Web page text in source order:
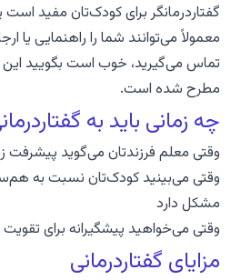
گفتاردرمانگر برای کودک‌تان مفید
معمولاً می‌توانند شما را راهنمایی یا
تماس می‌گیرید، خوب است بگویید
مطرح شده است.
چه زمانی باید به
وقتی معلم فرزندتان می‌گوید پیشرفت
وقتی می‌بینید کودک‌تان نسبت به
مشکل دارد
وقتی می‌خواهید پیشگیرانه برای تقویت
مزایای گفتاردرمانی